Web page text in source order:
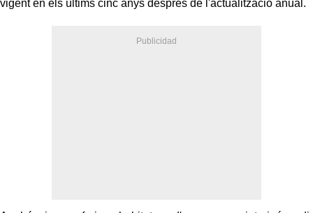
vigent en els últims cinc anys després de l'actualització anual.